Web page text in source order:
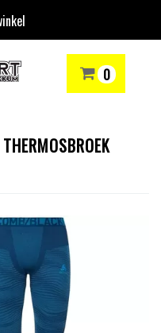
0
is leeg.
WINTERSPORTSHOP